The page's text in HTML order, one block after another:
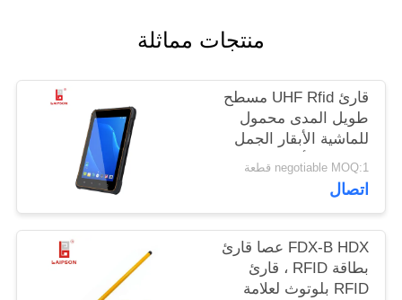
PRIVACY
POLICY
منتجات مماثلة
قارئ UHF Rfid مسطح
طويل المدى محمول
للماشية الأبقار الجمل
الحصان الأذن العلامات
negotiable MOQ:1 قطعة
اتصال
FDX-B HDX عصا قارئ
بطاقة RFID ، قارئ
RFID بلوتوث لعلامة